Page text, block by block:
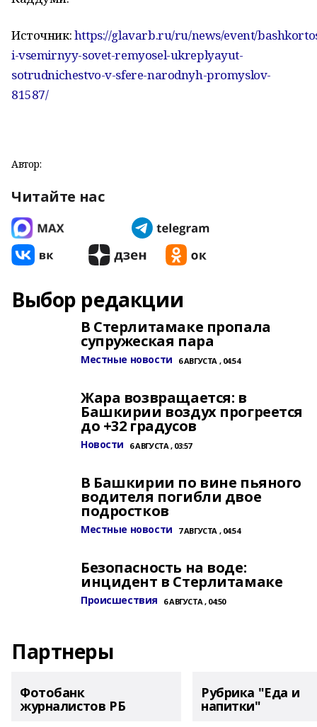
Источник:https://glavarb.ru/ru/news/event/
i-vsemirnyy-sovet-remyosel-ukreplyayut-
sotrudnichestvo-v-sfere-narodnyh-promyslov-
81587/
Автор:
Читайте нас
Выбор редакции
В Стерлитамаке пропала
супружеская пара
Местные новости 6 АВГУСТА , 04:54
Жара возвращается: в
Башкирии воздух прогреется
до +32 градусов
Новости 6 АВГУСТА , 03:57
В Башкирии по вине пьяного
водителя погибли двое
подростков
Местные новости 7 АВГУСТА , 04:54
Безопасность на воде:
инцидент в Стерлитамаке
Происшествия 6 АВГУСТА , 04:50
Партнеры
Фотобанк
журналистов РБ
Рубрика "Еда и
напитки"